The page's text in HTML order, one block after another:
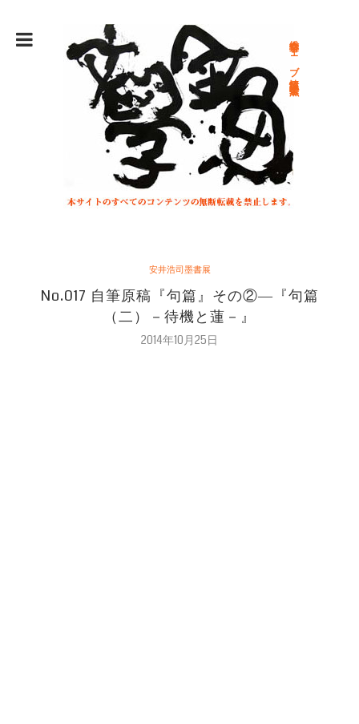
総合文学ウェブ情報誌 文学金魚
安井浩司墨書展
No.017 自筆原稿『句篇』その②―『句篇
（二）－待機と蓮－』
2014年10月25日